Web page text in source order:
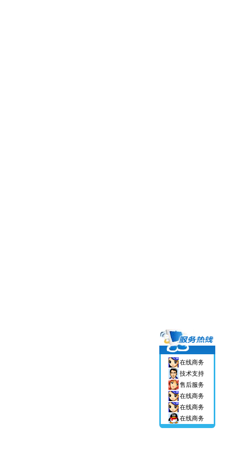
在线商务
技术支持
售后服务
在线商务
在线商务
在线商务